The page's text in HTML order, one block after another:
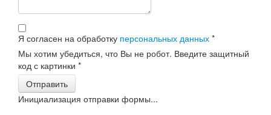
Я согласен на обработку персональных данных *
Мы хотим убедиться, что Вы не робот. Введите защитный
код с картинки *
Отправить
Инициализация отправки формы...